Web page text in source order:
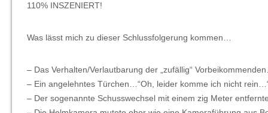
110% INSZENIERT!
Was lässt mich zu dieser Schlussfolgerung kommen…
– Das Verhalten/Verlautbarung der „zufällig“
– Ein angelehntes Türchen…“Oh, leider komme ich nicht
– Der sogenannte Schusswechsel mit einem zig Meter